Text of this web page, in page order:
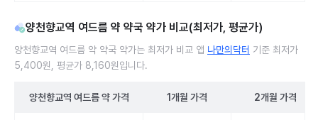
양천향교역 여드름 약 약국 약가 비교(최저가, 평균가)
양천향교역 여드름 약 약국 약가는 최저가 비교 앱 나만의닥터 기준 최저가
5,400원, 평균가 8,160원입니다.
양천향교역 여드름 약가격 1개월 가격 2개월 가격